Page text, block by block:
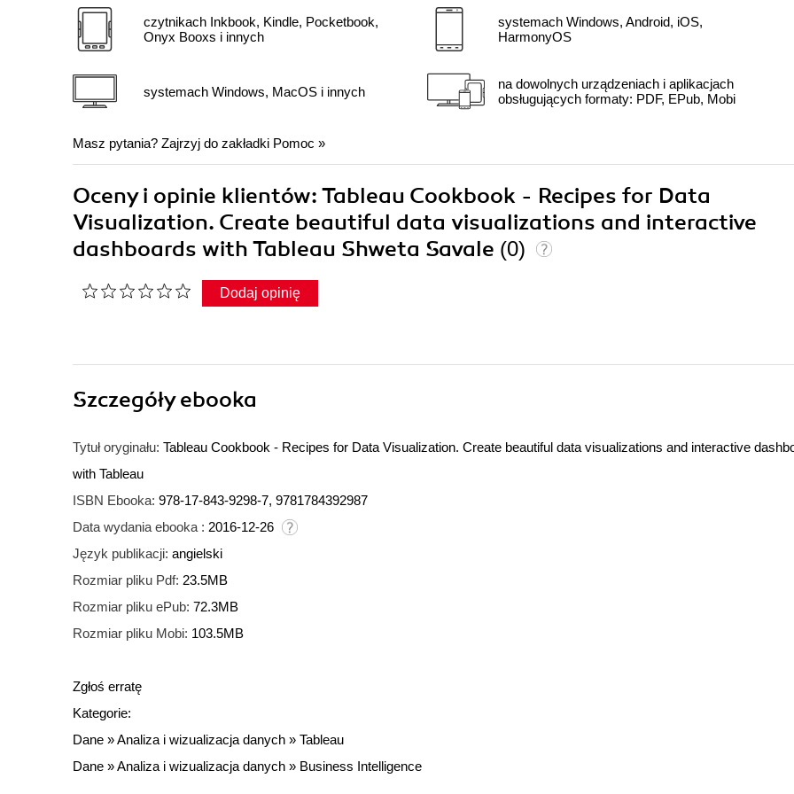
czytnikach Inkbook, Kindle, Pocketbook,
Onyx Booxs i innych
systemach Windows, MacOS i innych
systemach Windows, Android, iOS,
HarmonyOS
na dowolnych urządzeniach i aplikacjach
obsługujących formaty: PDF, EPub, Mobi
Masz pytania? Zajrzyj do zakładki Pomoc »
Oceny i opinie klientów: Tableau Cookbook - Recipes for Data
Visualization. Create beautiful data visualizations and interactive
dashboards with Tableau Shweta Savale (0)
Dodaj opinię
Szczegółyebooka
Tytuł oryginału: Tableau Cookbook - Recipes for Data Visualization. Create beautiful data visualizations and interactive
with Tableau
ISBN Ebooka: 978-17-843-9298-7, 9781784392987
Data wydania ebooka : 2016-12-26
Język publikacji: angielski
Rozmiar pliku Pdf: 23.5MB
Rozmiar pliku ePub: 72.3MB
Rozmiar pliku Mobi: 103.5MB
Zgłoś erratę
Kategorie:
Dane »Analiza i wizualizacja danych » Tableau
Dane »Analiza i wizualizacja danych » Business Intelligence